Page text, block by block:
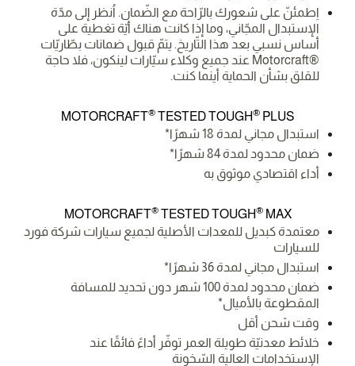
اِطمئنّ على شعورك بالرّاحة مع الضّمان. اُنظر إلى مدّة
الإستبدال المجّاني، وما إذا كانت هناك أيّة تغطية على
أساس نسبي بعد هذا التّاريخ. يتمّ قبول ضمانات بطّاريّات
®Motorcraft عند جميع وكلاء سيّارات لينكون، فلا حاجة
للقلق بشأن الحماية أينما كنت.
MOTORCRAFT® TESTED TOUGH® PLUS
استبدال مجاني لمدة 18 شهرًا*
ضمان محدود لمدة 84 شهرًا*
أداء اقتصادي موثوق به
MOTORCRAFT®TESTED TOUGH®MAX
معتمدة كبديل للمعدات الأصلية لجميع سيارات شركة فورد
للسيارات
استبدال مجاني لمدة 36 شهرًا*
ضمان محدود لمدة 100 شهر دون تحديد للمسافة
المقطوعة بالأميال*
وقت شحن أقل
خلائط معدنيّة طويلة العمر توفّر أداءً فائقًا عند
الإستخدامات العالية السّخونة